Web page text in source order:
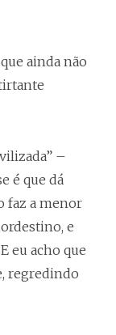
ainda não
–
é que dá
faz a menor
e
eu acho que
regredindo